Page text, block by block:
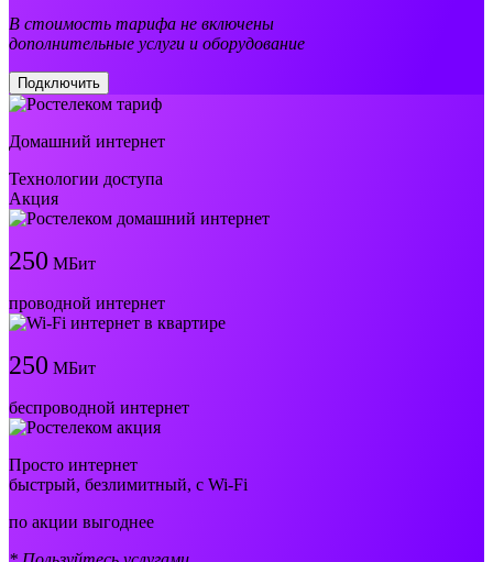
В стоимость тарифа не включены
дополнительные услуги и оборудование
Подключить
Домашний интернет
Технологии доступа
Акция
250 МБит
проводной интернет
250 МБит
беспроводной интернет
Просто интернет
быстрый, безлимитный, с Wi-Fi
по акции выгоднее